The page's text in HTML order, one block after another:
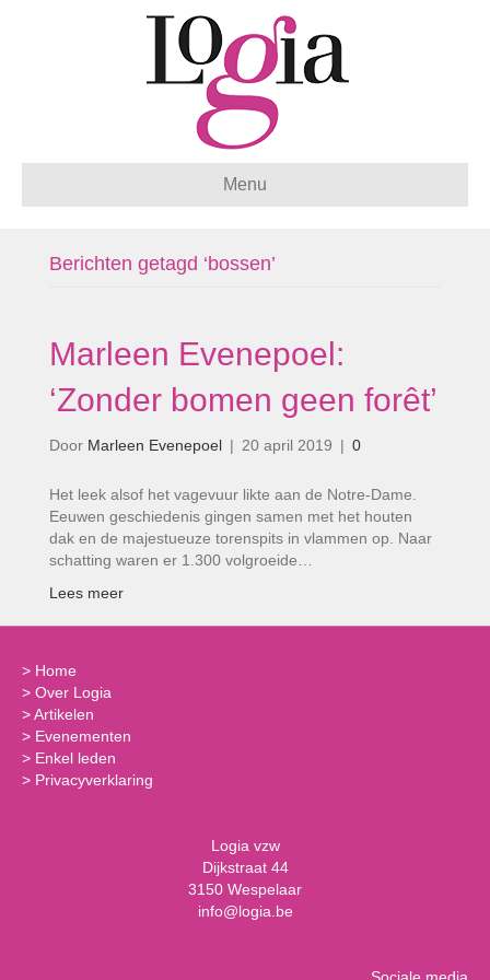
Menu
Berichten getagd ‘bossen’
Marleen Evenepoel:
‘Zonder bomen geen forêt’
Door Marleen Evenepoel | 20 april 2019 | 0
Het leek alsof het vagevuur likte aan de Notre-Dame.
Eeuwen geschiedenis gingen samen met het houten
dak en de majestueuze torenspits in vlammen op. Naar
schatting waren er 1.300 volgroeide…
Lees meer
> Home
> Over Logia
>Artikelen
> Evenementen
> Enkel leden
> Privacyverklaring
Logia vzw
Dijkstraat 44
3150 Wespelaar
info@logia.be